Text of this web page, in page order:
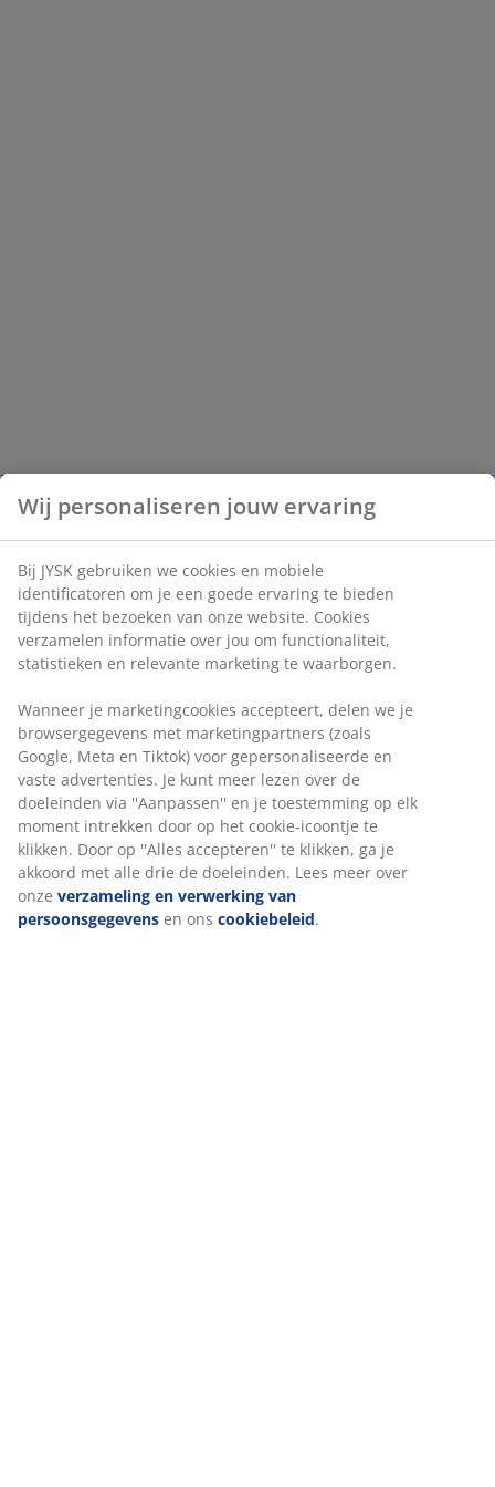
Wij personaliseren jouw ervaring
Bij JYSK gebruiken we cookies en mobiele
identificatoren om je een goede ervaring te bieden
tijdens het bezoeken van onze website. Cookies
verzamelen informatie over jou om functionaliteit,
statistieken en relevante marketing te waarborgen.
Wanneer je marketingcookies accepteert, delen we je
browsergegevens met marketingpartners (zoals
Google, Meta en Tiktok) voor gepersonaliseerde en
vaste advertenties. Je kunt meer lezen over de
doeleinden via ''Aanpassen'' en je toestemming op elk
moment intrekken door op het cookie-icoontje te
klikken. Door op ''Alles accepteren'' te klikken, ga je
akkoord met alle drie de doeleinden. Lees meer over
onze verzameling en verwerking van
persoonsgegevens en ons cookiebeleid.